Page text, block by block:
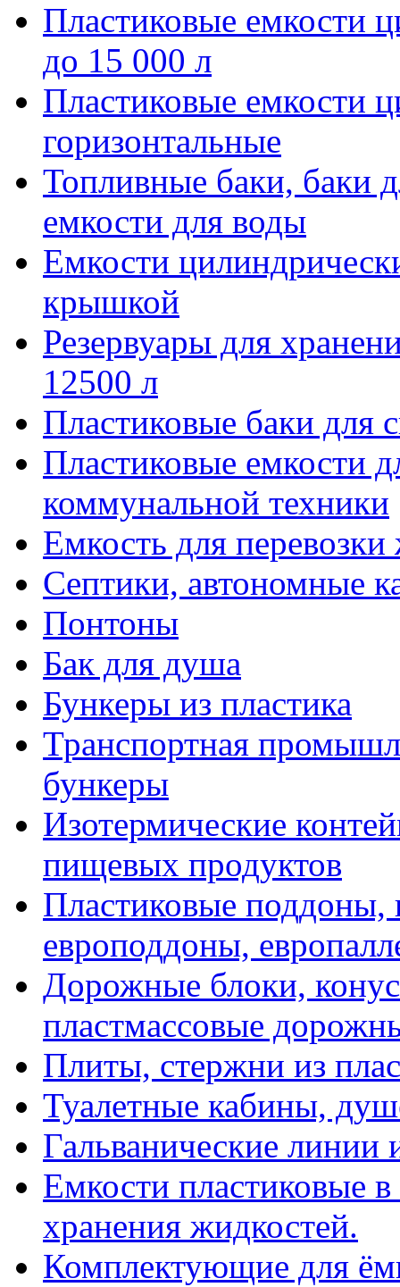
Пластиковые емкости
до 15 000 л
Пластиковые емкости
горизонтальные
Топливные баки, баки
емкости для воды
Емкости
крышкой
Резервуары для
12500 л
Пластиковые баки для
Пластиковые емкости
коммунальной техники
Емкость для
Септики, автономные
Понтоны
Бак для душа
Бункеры из пластика
Транспортная
бункеры
Изотермические
пищевых продуктов
Пластиковые поддоны,
европоддоны,
Дорожные блоки,
пластмассовые
Плиты, стержни из
Туалетные кабины,
Гальванические линии
Емкости пластиковые в
хранения жидкостей.
Комплектующие для